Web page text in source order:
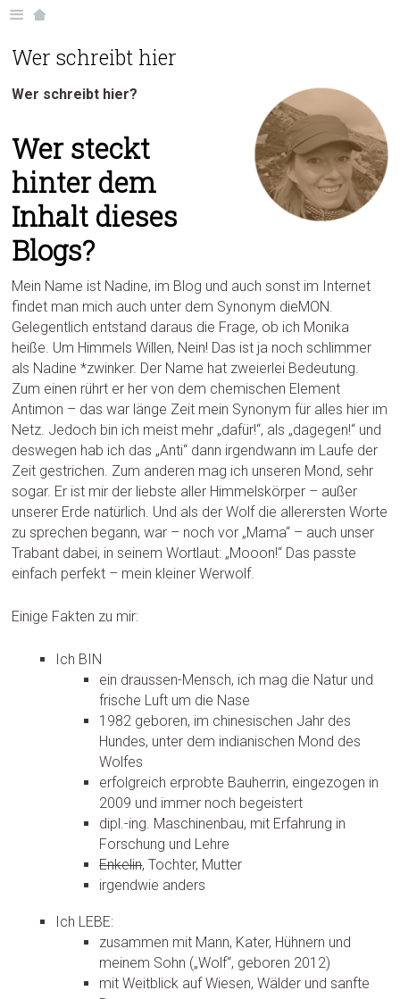
Wer schreibt hier
Wer schreibt hier?
Wer steckt
hinter dem
Inhalt dieses
Blogs?
Mein Name ist Nadine, im Blog und auch sonst im Internet
findet man mich auch unter dem Synonym dieMON.
Gelegentlich entstand daraus die Frage, ob ich Monika
heiße. Um Himmels Willen, Nein! Das ist ja noch schlimmer
als Nadine *zwinker. Der Name hat zweierlei Bedeutung.
Zum einen rührt er her von dem chemischen Element
Antimon – das war länge Zeit mein Synonym für alles hier im
Netz. Jedoch bin ich meist mehr „dafür!“, als „dagegen!“ und
deswegen hab ich das „Anti“ dann irgendwann im Laufe der
Zeit gestrichen. Zum anderen mag ich unseren Mond, sehr
sogar. Er ist mir der liebste aller Himmelskörper – außer
unserer Erde natürlich. Und als der Wolf die allerersten Worte
zu sprechen begann, war – noch vor „Mama“ – auch unser
Trabant dabei, in seinem Wortlaut: „Mooon!“ Das passte
einfach perfekt – mein kleiner Werwolf.
Einige Fakten zu mir:
Ich BIN
ein draussen-Mensch, ich mag die Natur und
frische Luft um die Nase
1982 geboren, im chinesischen Jahr des
Hundes, unter dem indianischen Mond des
Wolfes
erfolgreich erprobte Bauherrin, eingezogen in
2009 und immer noch begeistert
dipl.-ing. Maschinenbau, mit Erfahrung in
Forschung und Lehre
Enkelin, Tochter, Mutter
irgendwie anders
Ich LEBE:
zusammen mit Mann, Kater, Hühnern und
meinem Sohn („Wolf“, geboren 2012)
mit Weitblick auf Wiesen, Wälder und sanfte